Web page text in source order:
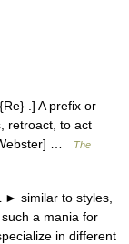
.] A prefix or
retroact, to act
…
The
► similar to styles,
a mania for
in different